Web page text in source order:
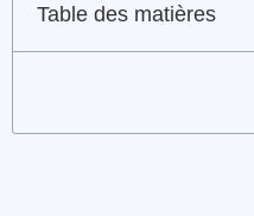
Table des matières